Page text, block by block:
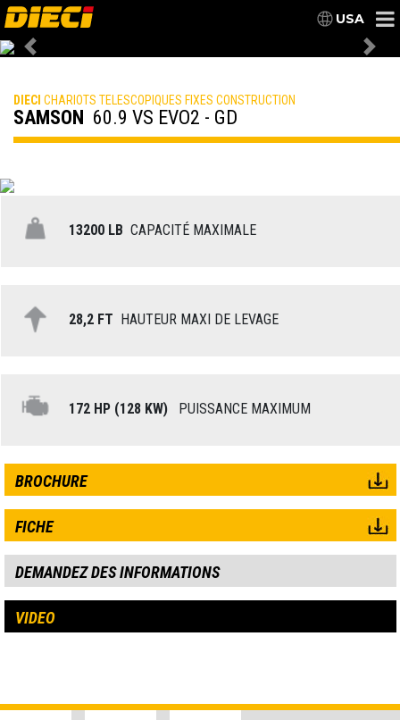
USA
Previous
DIECI CHARIOTS TELESCOPIQUES FIXES CONSTRUCTION
SAMSON 60.9 VS EVO2 - GD
13200 LB CAPACITÉ MAXIMALE
28,2 FT HAUTEUR MAXI DE LEVAGE
172 HP (128 KW) PUISSANCE MAXIMUM
BROCHURE
FICHE
DEMANDEZ DES INFORMATIONS
VIDEO